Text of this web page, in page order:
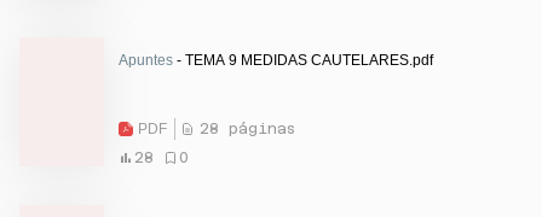
Apuntes - TEMA 9 MEDIDAS CAUTELARES.pdf
PDF
28 páginas
28
0